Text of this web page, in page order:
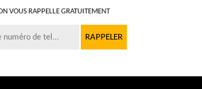
VOUS RAPPELLE GRATUITEMENT